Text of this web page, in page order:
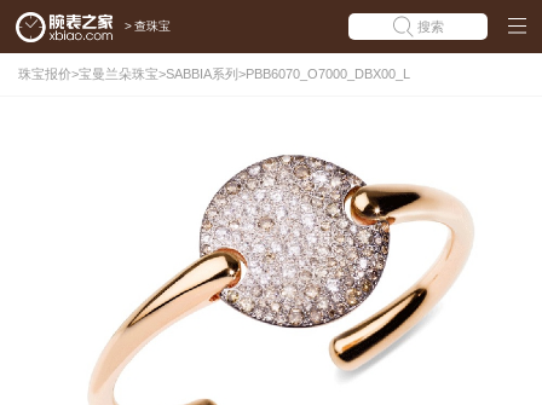
> 查珠宝 搜索
珠宝报价>宝曼兰朵珠宝>SABBIA系列 >PBB6070_O7000_DBX00_L